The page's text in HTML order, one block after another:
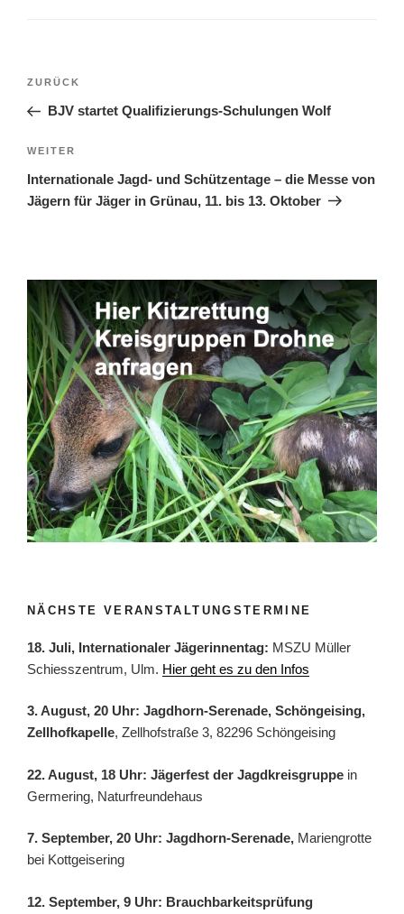
Beitragsnavigation
Vorheriger
Beitrag
ZURÜCK
BJV startet Qualifizierungs-Schulungen Wolf
Nächster
Beitrag
WEITER
Internationale Jagd- und Schützentage – die Messe von
Jägern für Jäger in Grünau, 11. bis 13. Oktober
NÄCHSTE VERANSTALTUNGSTERMINE
18. Juli, Internationaler Jägerinnentag: MSZU Müller
Schiesszentrum, Ulm. Hier geht es zu den Infos
3. August, 20 Uhr: Jagdhorn-Serenade, Schöngeising,
Zellhofkapelle, Zellhofstraße 3, 82296 Schöngeising
22. August, 18 Uhr: Jägerfest der Jagdkreisgruppe in
Germering, Naturfreundehaus
7. September, 20 Uhr: Jagdhorn-Serenade, Mariengrotte
bei Kottgeisering
12. September, 9 Uhr: Brauchbarkeitsprüfung